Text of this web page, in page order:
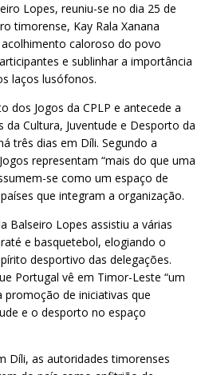
Lopes, reuniu-se no dia 25 de
timorense, Kay Rala Xanana
caloroso do povo
e sublinhar a importância
laços lusófonos.
dos Jogos da CPLP e antecede a
da Cultura, Juventude e Desporto da
três dias em Díli. Segundo a
representam “mais do que uma
se como um espaço de
que integram a organização.
Balseiro Lopes assistiu a várias
e basquetebol, elogiando o
desportivo das delegações.
Portugal vê em Timor-Leste “um
de iniciativas que
e o desporto no espaço
Díli, as autoridades timorenses